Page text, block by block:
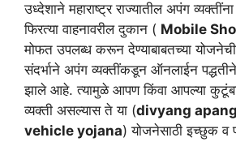
उध्देशाने महाराष्ट्र राज्यातील अपंग
फिरत्या वाहनावरील दुकान ( Mobile
मोफत उपलब्ध करून देण्याबाबतच्या
संदर्भाने अपंग व्यक्तींकडून ऑनलाईन
झाले आहे. त्यामुळे आपण किंवा आपल्या
व्यक्ती असल्यास ते या (divyang
vehicle yojana) योजनेसाठी इच्छुक